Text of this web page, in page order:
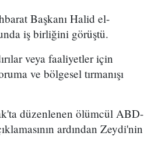
Başkanı Halid el-
iş birliğini görüştü.
veya faaliyetler için
ve bölgesel tırmanışı
düzenlenen ölümcül ABD-
ardından Zeydi'nin